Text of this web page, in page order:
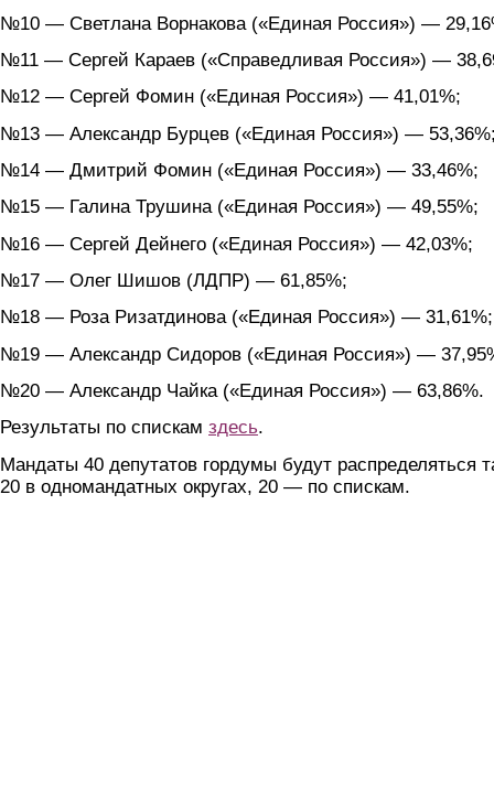
№10 — Светлана Ворнакова («Единая Россия») —
№11 — Сергей Караев («Справедливая Россия») —
№12 — Сергей Фомин («Единая Россия») — 41,01%;
№13 — Александр Бурцев («Единая Россия») —
№14 — Дмитрий Фомин («Единая Россия») — 33,46%;
№15 — Галина Трушина («Единая Россия») — 49,55%;
№16 — Сергей Дейнего («Единая Россия») — 42,03%;
№17 — Олег Шишов (ЛДПР) — 61,85%;
№18 — Роза Ризатдинова («Единая Россия») — 31,61%;
№19 — Александр Сидоров («Единая Россия») —
№20 — Александр Чайка («Единая Россия») — 63,86%.
Результаты по спискам здесь.
Мандаты 40 депутатов гордумы будут распределяться
20 в одномандатных округах, 20 — по спискам.